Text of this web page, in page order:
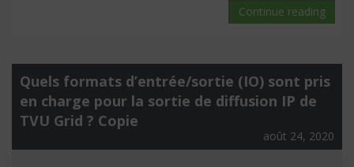
Continue reading
Quels formats d’entrée/sortie (IO) sont pris
en charge pour la sortie de diffusion IP de
TVU Grid ? Copie
août 24, 2020